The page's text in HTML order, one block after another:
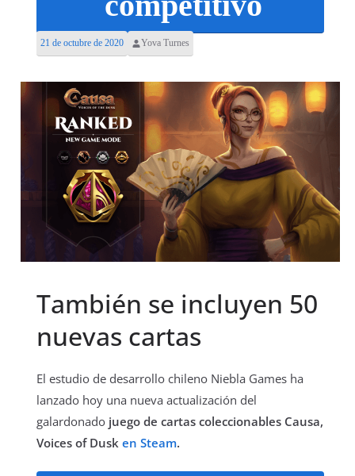
21 de octubre de 2020 Yova Turnes
También se incluyen 50
nuevas cartas
El estudio de desarrollo chileno Niebla Games ha
lanzado hoy una nueva actualización del
galardonado juego de cartas coleccionables Causa,
Voices of Dusk en Steam.